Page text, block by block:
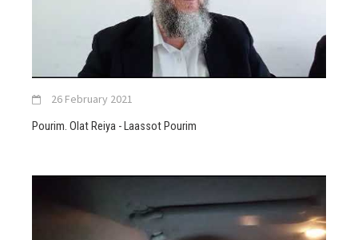
26 February 2021
Pourim. Olat Reiya - Laassot Pourim